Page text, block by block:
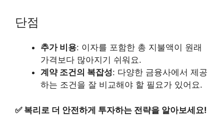
단점
추가 비용: 이자를 포함한 총 지불액이 원래
가격보다 많아지기 쉬워요.
계약 조건의 복잡성: 다양한 금융사에서 제공
하는 조건을 잘 비교해야 할 필요가 있어요.
✅ 복리로 더 안전하게 투자하는 전략을 알아보세요!